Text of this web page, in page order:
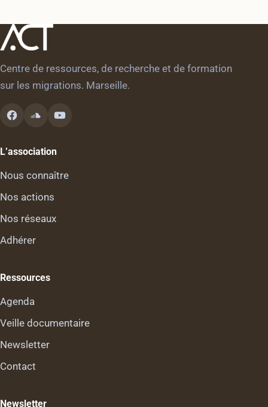
Centre de ressources, de recherche et de formation
sur les migrations. Marseille.
L’association
Nous connaître
Nos actions
Nos réseaux
Adhérer
Ressources
Agenda
Veille documentaire
Newsletter
Contact
Newsletter